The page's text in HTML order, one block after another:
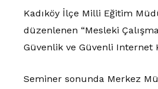
Kadıköy İlçe Milli Eğitim
düzenlenen “Mesleki
Güvenlik ve Güvenli Internet
Seminer sonunda Merkez